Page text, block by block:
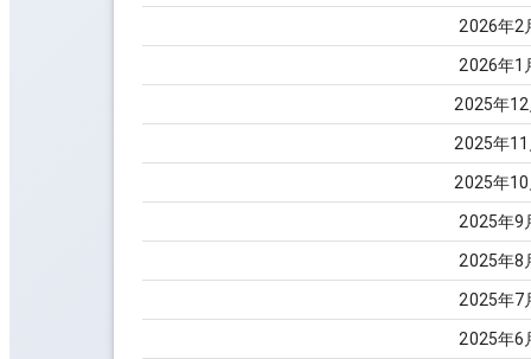
2026年2
2026年1
2025年12
2025年11
2025年10
2025年9
2025年8
2025年7
2025年6